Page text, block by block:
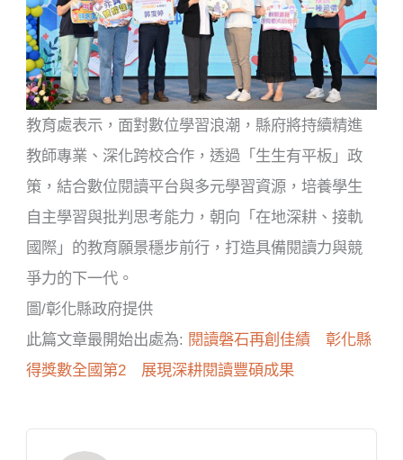
教育處表示，面對數位學習浪潮，縣府將持續精進
教師專業、深化跨校合作，透過「生生有平板」政
策，結合數位閱讀平台與多元學習資源，培養學生
自主學習與批判思考能力，朝向「在地深耕、接軌
國際」的教育願景穩步前行，打造具備閱讀力與競
爭力的下一代。
圖/彰化縣政府提供
此篇文章最開始出處為: 閱讀磐石再創佳績 彰化縣
得獎數全國第2 展現深耕閱讀豐碩成果